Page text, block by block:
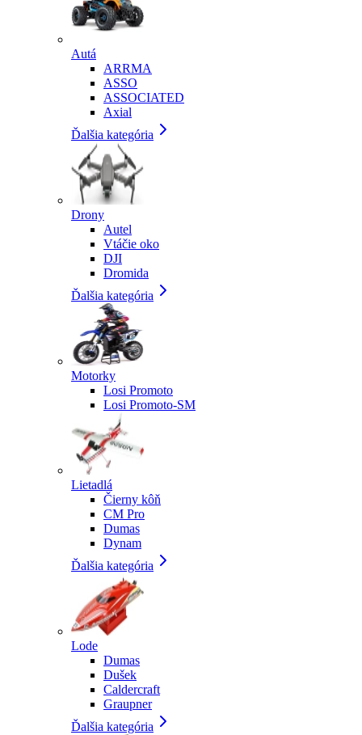
Autá
ARRMA
ASSO
ASSOCIATED
Axial
Ďalšia kategória
Drony
Autel
Vtáčie oko
DJI
Dromida
Ďalšia kategória
Motorky
Losi Promoto
Losi Promoto-SM
Lietadlá
Čierny kôň
CM Pro
Dumas
Dynam
Ďalšia kategória
Lode
Dumas
Dušek
Caldercraft
Graupner
Ďalšia kategória